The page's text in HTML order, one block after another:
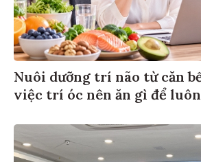
Nuôi dưỡng trí não từ căn
việc trí óc nên ăn gì để